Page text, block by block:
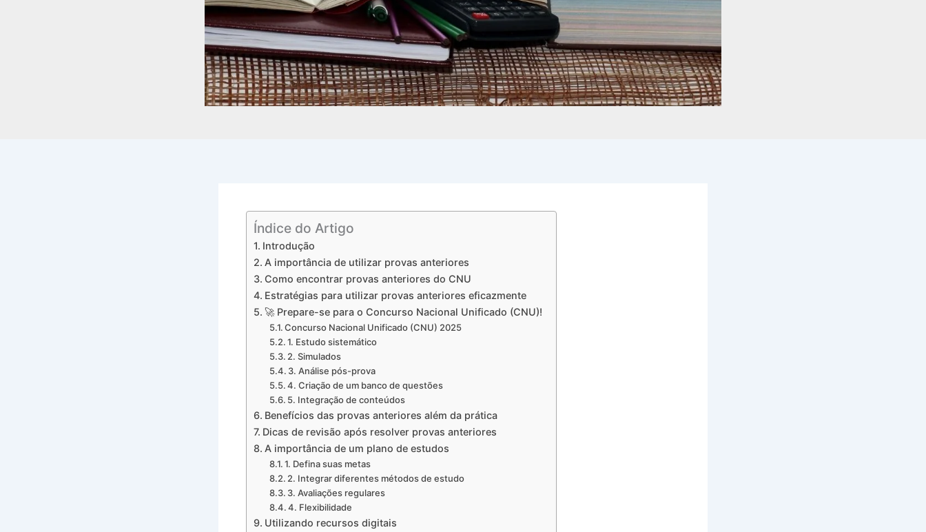
Índice do Artigo
Introdução
A importância de utilizar provas anteriores
Como encontrar provas anteriores do CNU
Estratégias para utilizar provas anteriores eficazmente
🚀 Prepare-se para o Concurso Nacional Unificado (CNU)!
Concurso Nacional Unificado (CNU) 2025
1. Estudo sistemático
2. Simulados
3. Análise pós-prova
4. Criação de um banco de questões
5. Integração de conteúdos
Benefícios das provas anteriores além da prática
Dicas de revisão após resolver provas anteriores
A importância de um plano de estudos
1. Defina suas metas
2. Integrar diferentes métodos de estudo
3. Avaliações regulares
4. Flexibilidade
Utilizando recursos digitais